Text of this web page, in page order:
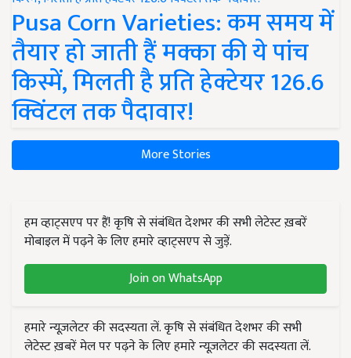
Pusa Corn Varieties: कम समय में
तैयार हो जाती हैं मक्का की ये पांच
किस्में, मिलती है प्रति हेक्टेयर 126.6
क्विंटल तक पैदावार!
More Stories
हम व्हाट्सएप पर हैं! कृषि से संबंधित देशभर की सभी लेटेस्ट ख़बरें
मोबाइल में पढ़ने के लिए हमारे व्हाट्सएप से जुड़ें.
Join on WhatsApp
हमारे न्यूज़लेटर की सदस्यता लें. कृषि से संबंधित देशभर की सभी
लेटेस्ट ख़बरें मेल पर पढ़ने के लिए हमारे न्यूज़लेटर की सदस्यता लें.